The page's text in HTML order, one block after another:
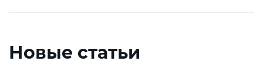
Новые статьи